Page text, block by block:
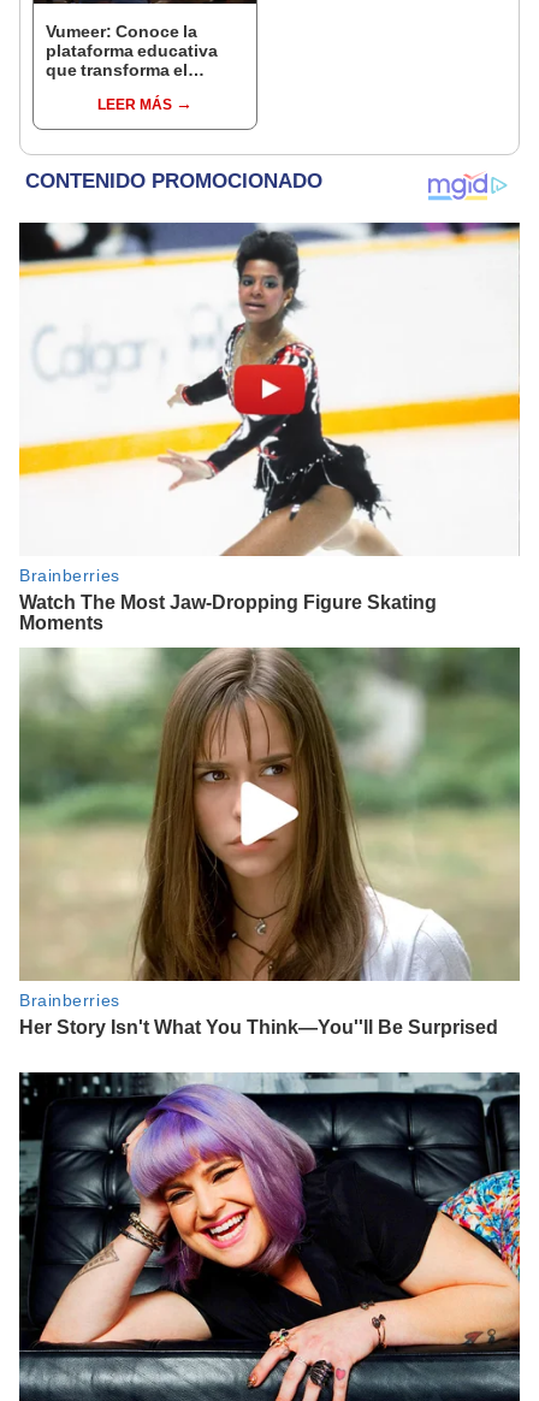
Vumeer: Conoce la
plataforma educativa
que transforma el
Latinoamérica
LEER MÁS